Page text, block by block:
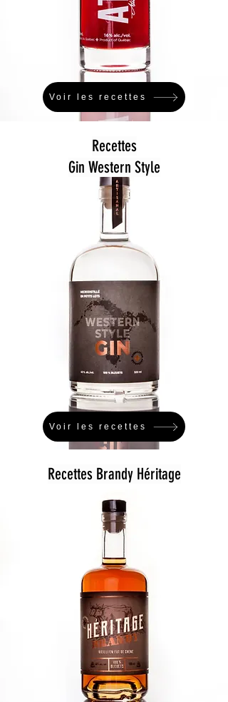
Voir les recettes
Recettes
Gin Western Style
Voir les recettes
Recettes Brandy Héritage